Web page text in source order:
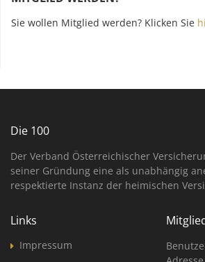
Sie wollen Mitglied werden? Klicken Sie
Die 100
Der Verband Österreichischer
seiner Gründung eine als unabhängig
respektierte Instanz der heimischen
Links
Impressum